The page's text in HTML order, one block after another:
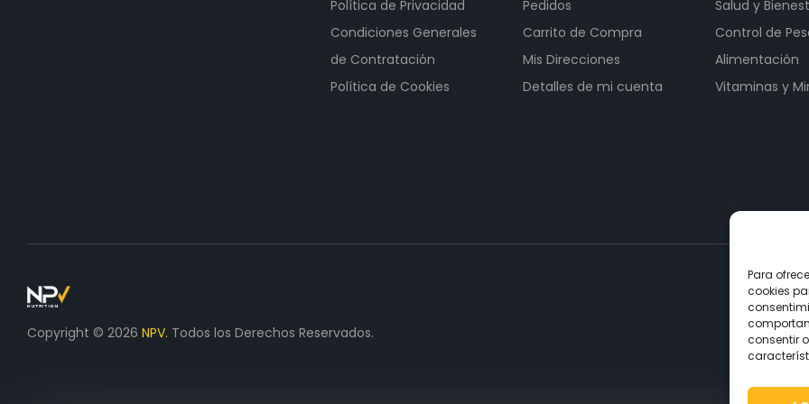
Para
cookies
consentir
Política de Privacidad
Condiciones Generales
de Contratación
Política de Cookies
Pedidos
Carrito de Compra
Mis Direcciones
Detalles de mi cuenta
Salud y
Control de
Alimentación
Vitaminas y
Copyright © 2026 NPV. Todos los Derechos Reservados.